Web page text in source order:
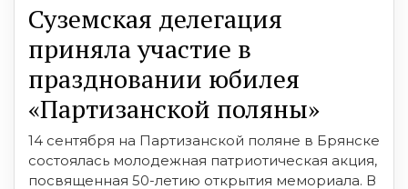
Суземская делегация
приняла участие в
праздновании юбилея
«Партизанской поляны»
14 сентября на Партизанской поляне в Брянске
состоялась молодежная патриотическая акция,
посвященная 50-летию открытия мемориала. В